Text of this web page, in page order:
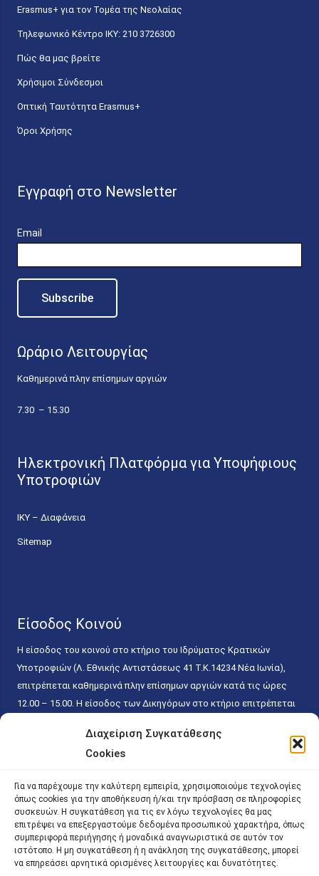
Διαχείριση Συγκατάθεσης
Cookies
Για να παρέχουμε την καλύτερη εμπειρία, χρησιμοποιούμε τεχνολογίες
όπως cookies για την αποθήκευση ή/και την πρόσβαση σε πληροφορίες
συσκευών. Η συγκατάθεση για τις εν λόγω τεχνολογίες θα μας
επιτρέψει να επεξεργαστούμε δεδομένα προσωπικού χαρακτήρα, όπως
συμπεριφορά περιήγησης ή μοναδικά αναγνωριστικά σε αυτόν τον
ιστότοπο. Η μη συγκατάθεση ή η ανάκληση της συγκατάθεσης, μπορεί
να επηρεάσει αρνητικά ορισμένες λειτουργίες και δυνατότητες.
Erasmus+ για τον Τομέα της Νεολαίας
Τηλεφωνικό Κέντρο IKY: 210 3726300
Πώς θα μας βρείτε
Χρήσιμοι Σύνδεσμοι
Οπτική Ταυτότητα Erasmus+
Όροι Χρήσης
Εγγραφή στο Newsletter
Email
Ωράριο Λειτουργίας
Καθημερινά πλην επίσημων αργιών
7.30 – 15.30
Ηλεκτρονική Πλατφόρμα για Υποψήφιους
Υποτροφιών
ΙΚΥ – Διαφάνεια
Sitemap
Είσοδος Κοινού
Η είσοδος του κοινού στο κτήριο του Ιδρύματος Κρατικών
Υποτροφιών (Λ. Εθνικής Αντιστάσεως 41 T.K.14234 Νέα Ιωνία),
επιτρέπεται καθημερινά πλην επίσημων αργιών κατά τις ώρες
12.00 – 15.00. Η είσοδος των Δικηγόρων στο κτήριο επιτρέπεται
κάθε εργάσιμη ημέρα και ώρα χωρίς κανέναν χρονικό ή άλλο
περιορισμό. Η είσοδος του κοινού ειδικά στο γραφείο του
15.00. Η εξυπηρέτηση του κοινού πραγματοποιείται βάσει των
παγίων ισχυουσών διατάξεων. Για την αποφυγή συνωστισμού
εντός του εσωτερικού χώρου εξυπηρέτησης και αναμονής του
κοινού, η εξυπηρέτησή του δύναται να πραγματοποιείται κατόπιν
προγραμματισμένου ραντεβού.